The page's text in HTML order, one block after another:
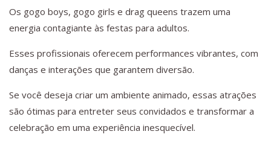
Os gogo boys, gogo girls e drag queens trazem uma
energia contagiante às festas para adultos.
Esses profissionais oferecem performances vibrantes, com
danças e interações que garantem diversão.
Se você deseja criar um ambiente animado, essas atrações
são ótimas para entreter seus convidados e transformar a
celebração em uma experiência inesquecível.